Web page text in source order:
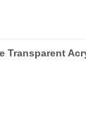
Transparent